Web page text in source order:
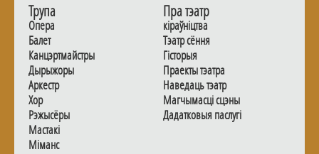
Трупа
Опера
Балет
Канцэртмайстры
Дырыжоры
Аркестр
Хор
Рэжысёры
Мастакі
Мiманс
Пра тэатр
кіраўніцтва
Тэатр сёння
Гiсторыя
Праекты тэатра
Наведаць тэатр
Магчымасцi сцэны
Дадаткoвыя паслугi